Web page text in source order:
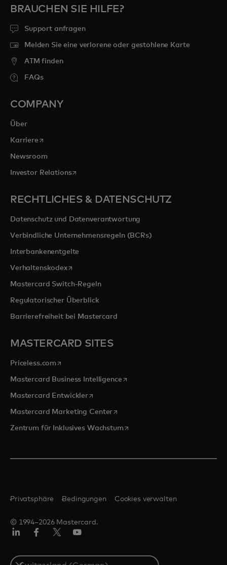
BRAUCHEN SIE HILFE?
Support anfragen
Melden Sie eine verlorene oder gestohlene Karte
ATM finden
FAQs
COMPANY
Über
Karrierewird in einer neuen Registerkarte geöffnet
Newsroom
Investor Relationswird in einer neuen Registerkarte geöffnet
RECHTLICHES & DATENSCHUTZ
Datenschutz und Datenverantwortung
Verbindliche Unternehmensregeln (BCRs)
Interbankenentgelte
Verhaltenskodexwird in einer neuen Registerkarte geöffnet
Mastercard Switch-Regeln
Regulatorischer Überblick
Barrierefreiheit bei Mastercard
MASTERCARD SITES
Priceless.com wird in einer neuen Registerkarte geöffnet
Mastercard Business Intelligencewird in einer neuen
Mastercard Entwicklerwird in einer neuen Registerkarte
Mastercard Marketing Centerwird in einer neuen
Zentrum für Inklusives Wachstumwird in einer neuen
© 1994–2026 Mastercard.
Privatsphäre Bedingungen Cookies verwalten
Select